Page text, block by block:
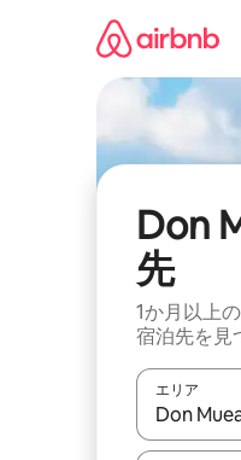
Don
先
1か月以上
宿泊先を見
エリア
検索結果